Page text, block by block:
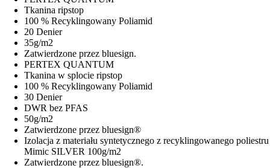
Tkanina ripstop
100 % Recyklingowany Poliamid
20 Denier
35g/m2
Zatwierdzone przez bluesign.
PERTEX QUANTUM
Tkanina w splocie ripstop
100 % Recyklingowany Poliamid
30 Denier
DWR bez PFAS
50g/m2
Zatwierdzone przez bluesign®
Izolacja z materiału syntetycznego z recyklingowanego poliestru
Mimic SILVER 100g/m2
Zatwierdzone przez bluesign®.